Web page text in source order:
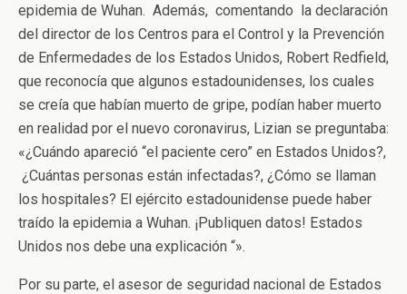
epidemia de Wuhan. Además, comentando la declaración
del director de los Centros para el Control y la Prevención
de Enfermedades de los Estados Unidos, Robert Redfield,
que reconocía que algunos estadounidenses, los cuales
se creía que habían muerto de gripe, podían haber muerto
en realidad por el nuevo coronavirus, Lizian se preguntaba:
«¿Cuándo apareció “el paciente cero” en Estados Unidos?,
¿Cuántas personas están infectadas?, ¿Cómo se llaman
los hospitales? El ejército estadounidense puede haber
traído la epidemia a Wuhan. ¡Publiquen datos! Estados
Unidos nos debe una explicación “».
Por su parte, el asesor de seguridad nacional de Estados